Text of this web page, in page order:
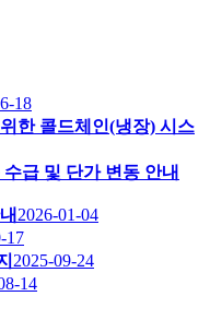
18
한 콜드체인(냉장) 시스
급 및 단가 변동 안내
2026-01-04
17
2025-09-24
14